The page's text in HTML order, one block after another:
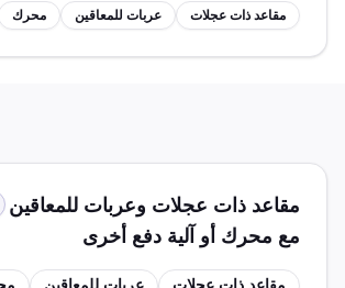
مقاعد ذات عجلات عربات للمعاقين محرك
مقاعد ذات عجلات وعربات للمعاقين
مع محرك أو آلية دفع أخرى